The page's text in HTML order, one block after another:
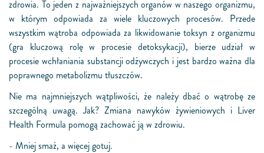
zdrowia. To jeden z najważniejszych organów w naszego organizmu,
w którym odpowiada za wiele kluczowych procesów. Przede
wszystkim wątroba odpowiada za likwidowanie toksyn z organizmu
(gra kluczową rolę w procesie detoksykacji), bierze udział w
procesie wchłaniania substancji odżywczych i jest bardzo ważna dla
poprawnego metabolizmu tłuszczów.
Nie ma najmniejszych wątpliwości, że należy dbać o wątrobę ze
szczególną uwagą. Jak? Zmiana nawyków żywieniowych i Liver
Health Formula pomogą zachować ją w zdrowiu.
- Mniej smaż, a więcej gotuj.